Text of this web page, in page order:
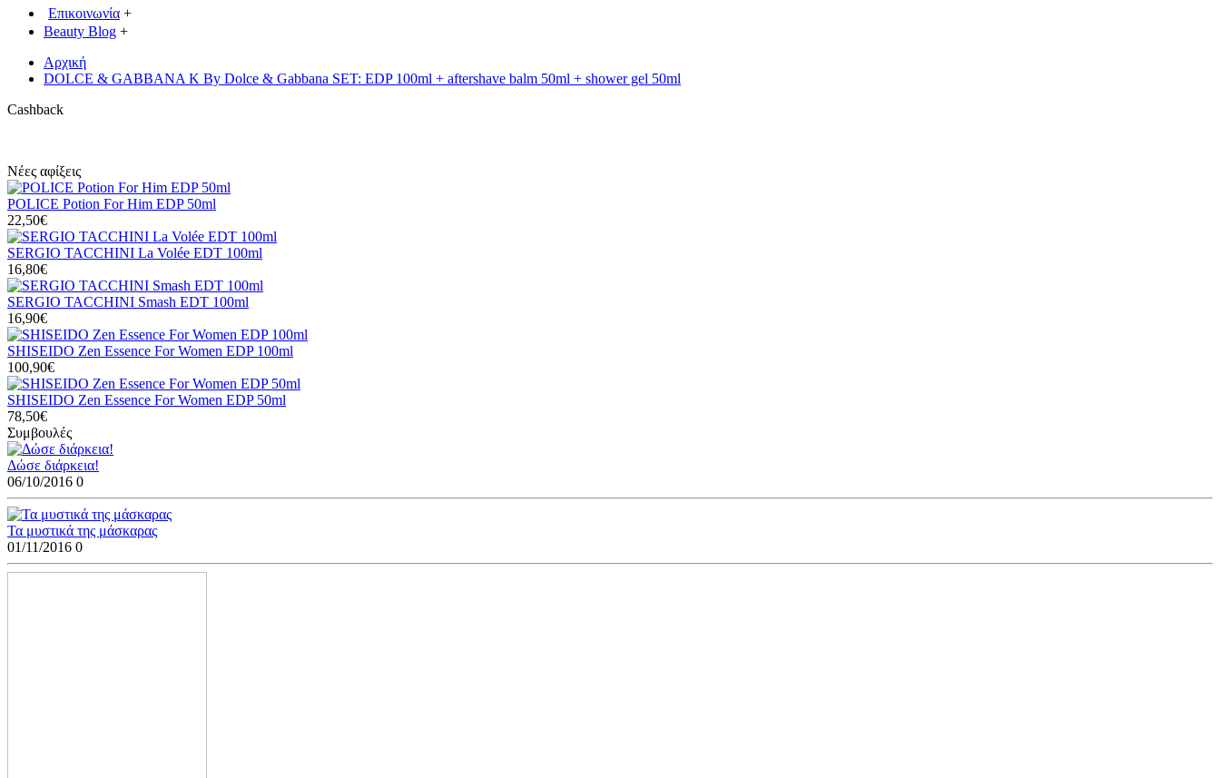
Επικοινωνία +
Beauty Blog +
Αρχική
DOLCE & GABBANA K By Dolce & Gabbana SET: EDP 100ml + aftershave balm 50ml + shower gel 50ml
Cashback
Νέες αφίξεις
POLICE Potion For Him EDP 50ml
22,50€
SERGIO TACCHINI La Volée EDT 100ml
16,80€
SERGIO TACCHINI Smash EDT 100ml
16,90€
SHISEIDO Zen Essence For Women EDP 100ml
100,90€
SHISEIDO Zen Essence For Women EDP 50ml
78,50€
Συμβουλές
Δώσε διάρκεια!
06/10/2016 0
Τα μυστικά της μάσκαρας
01/11/2016 0